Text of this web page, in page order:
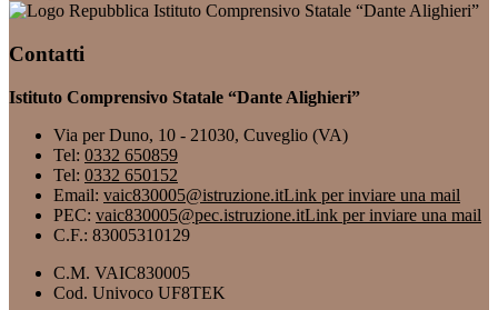
Istituto Comprensivo Statale “Dante Alighieri”
Contatti
Istituto Comprensivo Statale “Dante Alighieri”
Via per Duno, 10 - 21030, Cuveglio (VA)
Tel: 0332 650859
Tel: 0332 650152
Email: vaic830005@istruzione.itLink per inviare una mail
PEC: vaic830005@pec.istruzione.itLink per inviare una mail
C.F.: 83005310129
C.M. VAIC830005
Cod. Univoco UF8TEK